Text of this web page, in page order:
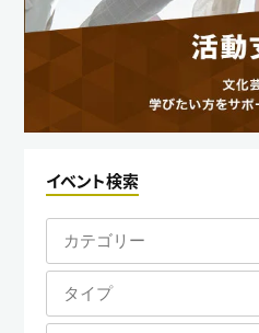
イベント検索